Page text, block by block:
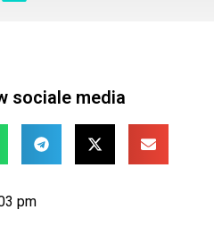
sociale media
pm